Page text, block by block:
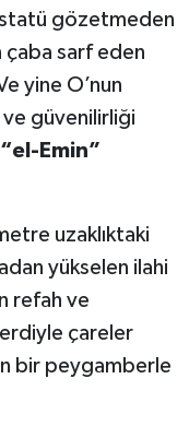
statü gözetmeden
çaba sarf eden
yine O’nun
güvenilirliği
“el-Emin”
uzaklıktaki
yükselen ilahi
refah ve
çareler
bir peygamberle